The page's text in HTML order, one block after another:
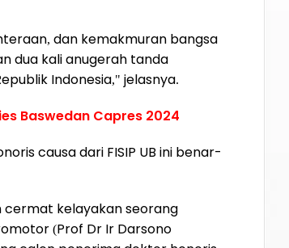
dan kemakmuran bangsa
dua kali anugerah tanda
Indonesia," jelasnya.
Baswedan Capres 2024
causa dari FISIP UB ini benar-
cermat kelayakan seorang
(Prof Dr Ir Darsono